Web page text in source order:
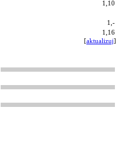
1,10
1,-
1,16
[aktualizuj]